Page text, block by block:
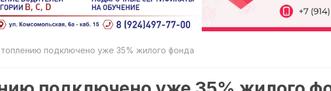
подключено уже 35% жилого фонда